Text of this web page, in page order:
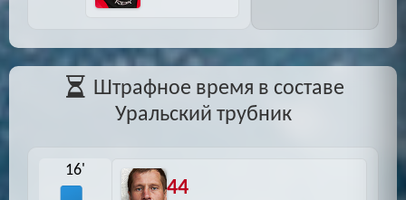
Штрафное время в составе
Уральский трубник
16'
44